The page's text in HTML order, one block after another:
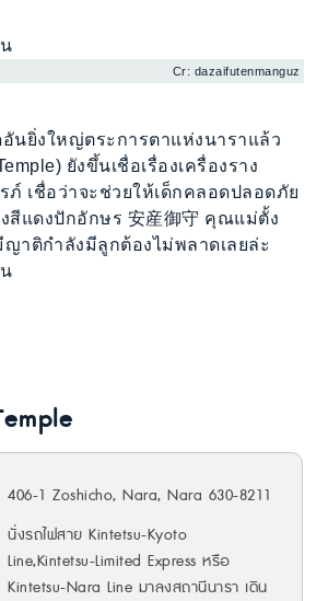
Cr: dazaifutenmanguz
นยิ่งใหญ่ตระการตาแห่งนาราแล้ว
ยังขึ้นเชื่อเรื่องเครื่องราง
เชื่อว่าจะช่วยให้เด็กคลอดปลอดภัย
สีแดงปักอักษร 安産御守 คุณแม่ตั้ง
าติกำลังมีลูกต้องไม่พลาดเลยล่ะ
406-1 Zoshicho, Nara, Nara 630-8211
นั่งรถไฟสาย Kintetsu-Kyoto
Line,Kintetsu-Limited Express หรือ
Kintetsu-Nara Line มาลงสถานีนารา เดิน